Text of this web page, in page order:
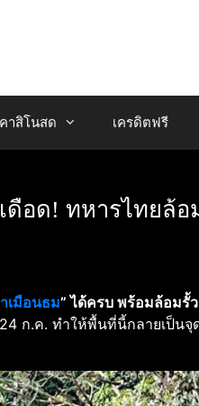
คาสิโนสด เครดิตฟรี
ดือด! ทหารไทยล้
เมือนธม” ได้ครบ พร้อมล้อมรั้
ก.ค. ทำให้พื้นที่นี้กลายเป็น